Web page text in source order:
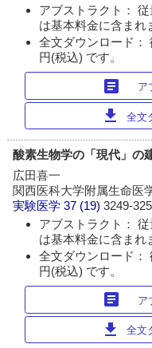
アブストラクト：
は基本料金に含まれ
全文ダウンロード：
円(税込) です。
article ア
download 全文
酸素生物学の「現代」の
広田喜一
関西医科大学附属生命医
実験医学 37 (19)3249-
アブストラクト：
は基本料金に含まれ
全文ダウンロード：
円(税込) です。
article ア
download 全文